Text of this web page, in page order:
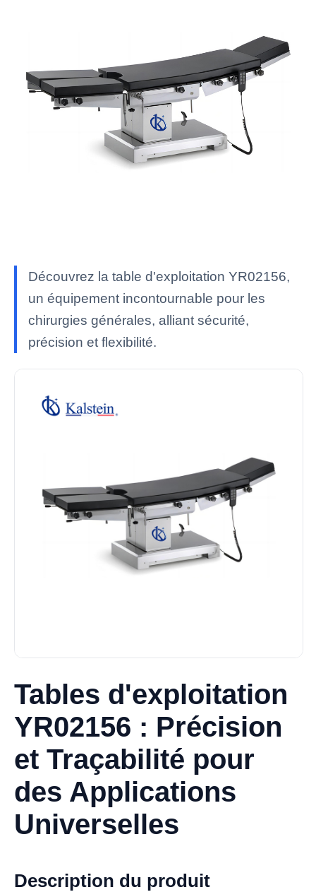
Découvrez la table d'exploitation YR02156,
un équipement incontournable pour les
chirurgies générales, alliant sécurité,
précision et flexibilité.
Tables d'exploitation
YR02156 : Précision
et Traçabilité pour
des Applications
Universelles
Description du produit